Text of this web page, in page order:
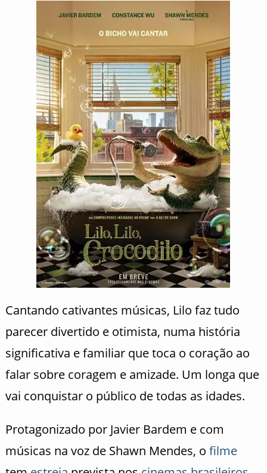
Cantando cativantes músicas, Lilo faz tudo
parecer divertido e otimista, numa história
significativa e familiar que toca o coração ao
falar sobre coragem e amizade. Um longa que
vai conquistar o público de todas as idades.
Protagonizado por Javier Bardem e com
músicas na voz de Shawn Mendes, o filme